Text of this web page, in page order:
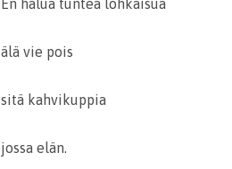
älä vie pois
sitä kahvikuppia
jossa elän.